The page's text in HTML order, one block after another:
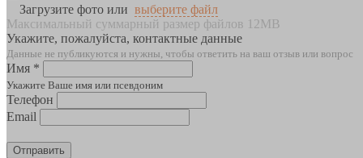
Загрузите фото или выберите файл
Максимальный суммарный размер файлов 12MB
Укажите, пожалуйста, контактные данные
Данные не публикуются и нужны, чтобы ответить на ваш отзыв или вопрос
Имя *
Укажите Ваше имя или псевдоним
Телефон
Email
Отправить